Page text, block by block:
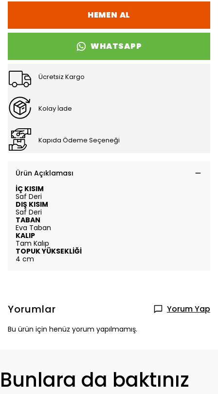
HEMEN AL
WHATSAPP
Ücretsiz Kargo
Kolay İade
Kapıda Ödeme Seçeneği
Ürün Açıklaması
İÇ KISIM
Saf Deri
DIŞ KISIM
Saf Deri
TABAN
Eva Taban
KALIP
Tam Kalıp
TOPUK YÜKSEKLİĞİ
4 cm
Yorumlar Yorum Yap
Bu ürün için henüz yorum yapılmamış.
Bunlara da baktınız